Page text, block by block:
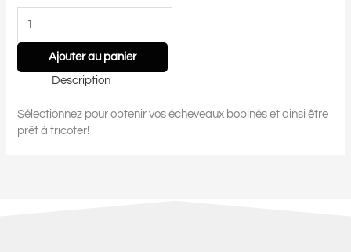
Ajouter au panier
Description
Sélectionnez pour obtenir vos écheveaux bobinés et ainsi être
prêt à tricoter!